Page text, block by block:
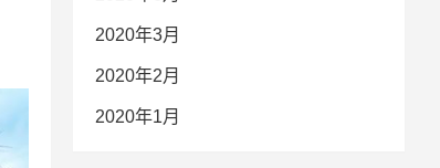
2020年3月
2020年2月
2020年1月